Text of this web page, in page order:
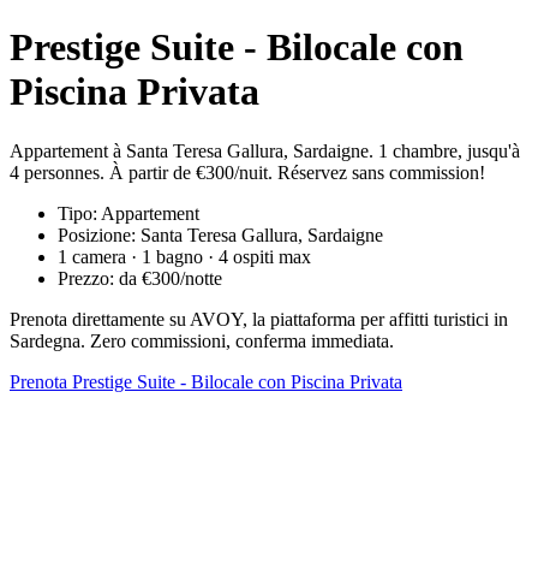
Prestige Suite - Bilocale con
Piscina Privata
Appartement à Santa Teresa Gallura, Sardaigne. 1 chambre, jusqu'à
4 personnes. À partir de €300/nuit. Réservez sans commission!
Tipo: Appartement
Posizione: Santa Teresa Gallura, Sardaigne
1 camera · 1 bagno · 4 ospiti max
Prezzo: da €300/notte
Prenota direttamente su AVOY, la piattaforma per affitti turistici in
Sardegna. Zero commissioni, conferma immediata.
Prenota Prestige Suite - Bilocale con Piscina Privata